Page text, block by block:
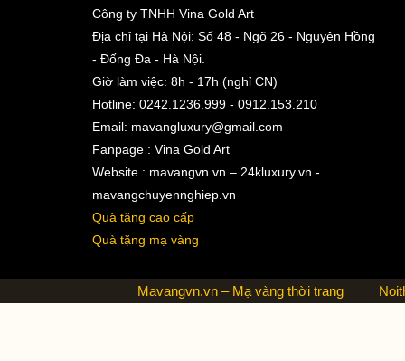
Công ty TNHH Vina Gold Art
Địa chỉ tại Hà Nội: Số 48 - Ngõ 26 - Nguyên Hồng
- Đống Đa - Hà Nội.
Giờ làm việc: 8h - 17h (nghỉ CN)
Hotline: 0242.1236.999 - 0912.153.210
Email: mavangluxury@gmail.com
Fanpage : Vina Gold Art
Website : mavangvn.vn – 24kluxury.vn -
mavangchuyennghiep.vn
Quà tặng cao cấp
Quà tặng mạ vàng
Mavangvn.vn – Mạ vàng thời trang